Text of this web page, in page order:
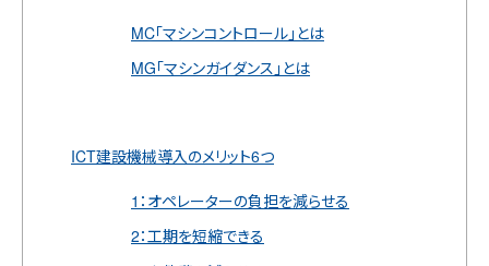
MC「マシンコントロール」とは
MG「マシンガイダンス」とは
ICT建設機械導入のメリット6つ
1：オペレーターの負担を減らせる
2：工期を短縮できる